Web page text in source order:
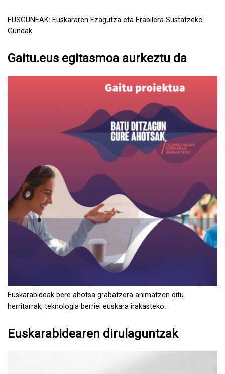
EUSGUNEAK: Euskararen Ezagutza eta Erabilera Sustatzeko
Guneak
Gaitu.eus egitasmoa aurkeztu da
Euskarabideak bere ahotsa grabatzera animatzen ditu
herritarrak, teknologia berriei euskara irakasteko.
Euskarabidearen dirulaguntzak